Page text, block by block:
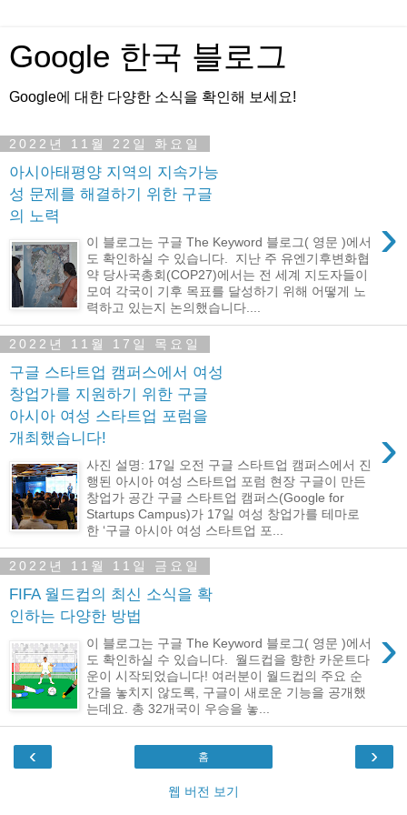
Google 한국 블로그
Google에 대한 다양한 소식을 확인해 보세요!
2022년 11월 22일 화요일
아시아태평양 지역의 지속가능
성 문제를 해결하기 위한 구글
의 노력
›
이 블로그는 구글 The Keyword 블로그( 영문 )에서
도 확인하실 수 있습니다. 지난 주 유엔기후변화협
약 당사국총회(COP27)에서는 전 세계 지도자들이
모여 각국이 기후 목표를 달성하기 위해 어떻게 노
력하고 있는지 논의했습니다....
2022년 11월 17일 목요일
구글 스타트업 캠퍼스에서 여성
창업가를 지원하기 위한 구글
아시아 여성 스타트업 포럼을
개최했습니다!
›
사진 설명: 17일 오전 구글 스타트업 캠퍼스에서 진
행된 아시아 여성 스타트업 포럼 현장 구글이 만든
창업가 공간 구글 스타트업 캠퍼스(Google for
Startups Campus)가 17일 여성 창업가를 테마로
한 ‘구글 아시아 여성 스타트업 포...
2022년 11월 11일 금요일
FIFA 월드컵의 최신 소식을 확
인하는 다양한 방법
›
이 블로그는 구글 The Keyword 블로그( 영문 )에서
도 확인하실 수 있습니다. 월드컵을 향한 카운트다
운이 시작되었습니다! 여러분이 월드컵의 주요 순
간을 놓치지 않도록, 구글이 새로운 기능을 공개했
는데요. 총 32개국이 우승을 놓...
‹ ›
홈
웹 버전 보기